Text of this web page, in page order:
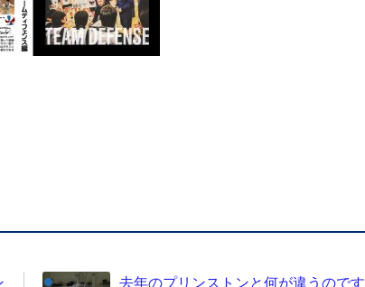
去年のプリンストンと何が違うのです